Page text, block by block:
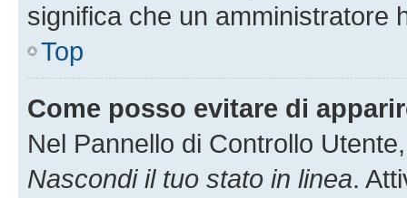
significa che un amministratore
Top
Come posso evitare di
Nel Pannello di Controllo
Nascondi il tuo stato in linea.